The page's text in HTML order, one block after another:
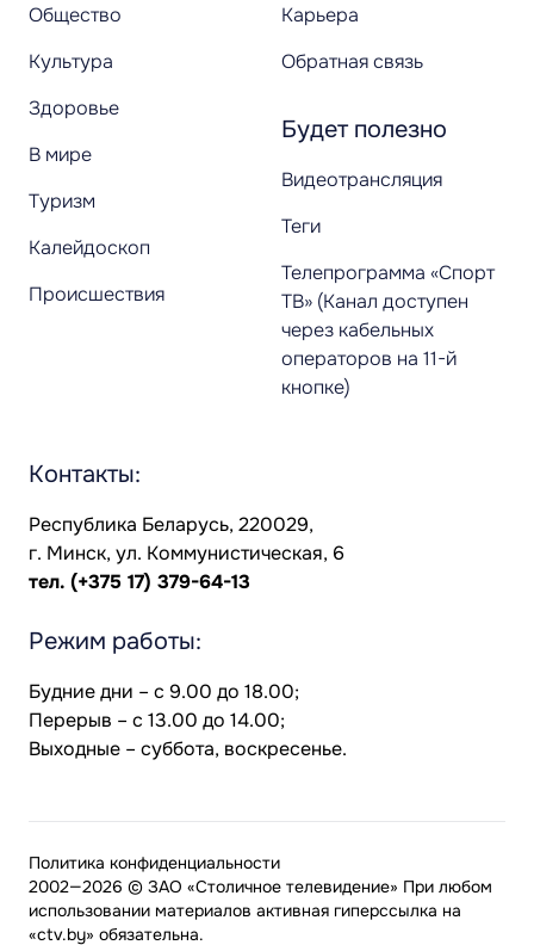
Общество
Культура
Здоровье
В мире
Туризм
Калейдоскоп
Происшествия
Карьера
Обратная связь
Будет полезно
Видеотрансляция
Теги
Телепрограмма «Спорт
ТВ» (Канал доступен
через кабельных
операторов на 11-й
кнопке)
Контакты:
Республика Беларусь, 220029,
г. Минск, ул. Коммунистическая, 6
тел. (+375 17) 379-64-13
Режим работы:
Будние дни – с 9.00 до 18.00;
Перерыв – с 13.00 до 14.00;
Выходные – суббота, воскресенье.
2002—2026 © ЗАО «Столичное телевидение» При любом
использовании материалов активная гиперссылка на
«ctv.by» обязательна.
Политика конфиденциальности